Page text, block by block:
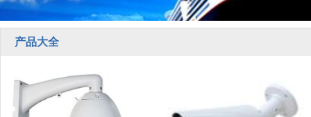
产品大全